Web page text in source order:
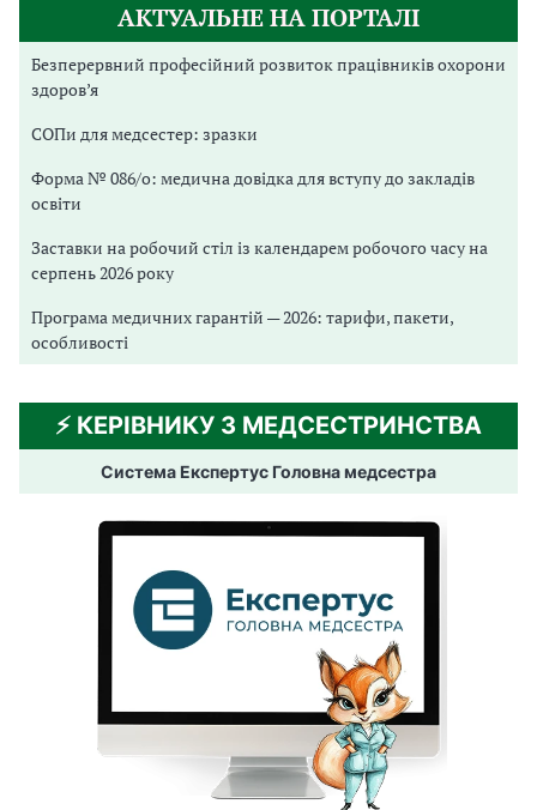
АКТУАЛЬНЕ НА ПОРТАЛІ
Безперервний професійний розвиток працівників охорони
здоров’я
СОПи для медсестер: зразки
Форма № 086/о: медична довідка для вступу до закладів
освіти
Заставки на робочий стіл із календарем робочого часу на
серпень 2026 року
Програма медичних гарантій — 2026: тарифи, пакети,
особливості
⚡️ КЕРІВНИКУ З МЕДСЕСТРИНСТВА
Система Експертус Головна медсестра